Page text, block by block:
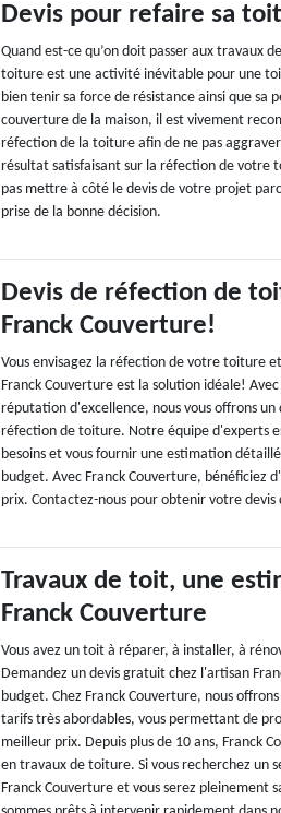
Devis pour refaire sa
Quand est-ce qu’on doit passer aux travaux
toiture est une activité inévitable pour une
bien tenir sa force de résistance ainsi que sa
couverture de la maison, il est vivement
réfection de la toiture afin de ne pas
résultat satisfaisant sur la réfection de votre
pas mettre à côté le devis de votre projet
prise de la bonne décision.
Devis de réfection de
Franck Couverture!
Vous envisagez la réfection de votre toiture
Franck Couverture est la solution idéale!
réputation d'excellence, nous vous offrons
réfection de toiture. Notre équipe d'experts
besoins et vous fournir une estimation
budget. Avec Franck Couverture, bénéficiez
prix. Contactez-nous pour obtenir votre
Travaux de toit, une
Franck Couverture
Vous avez un toit à réparer, à installer, à
Demandez un devis gratuit chez l'artisan
budget. Chez Franck Couverture, nous
tarifs très abordables, vous permettant de
meilleur prix. Depuis plus de 10 ans, Franck
en travaux de toiture. Si vous recherchez un
Franck Couverture et vous serez pleinement